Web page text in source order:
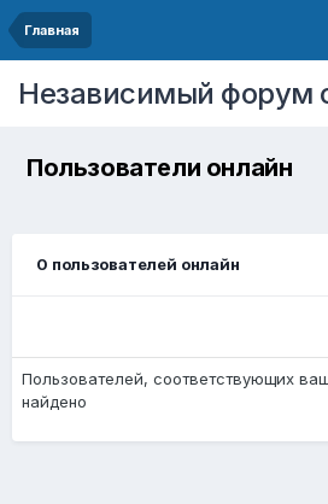
Главная
Независимый форум
Пользователи онлайн
0 пользователей онлайн
Пользователей, соответствующих
найдено